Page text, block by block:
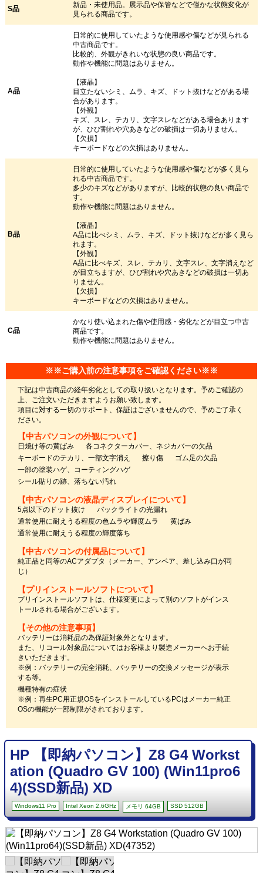
S品
新品・未使用品。展示品や保管などで僅かな状態変化が
見られる商品です。
A品
日常的に使用していたような使用感や傷などが見られる
中古商品です。
比較的、外観がきれいな状態の良い商品です。
動作や機能に問題はありません。
【液晶】
目立たないシミ、ムラ、キズ、ドット抜けなどがある場
合があります。
【外観】
キズ、スレ、テカリ、文字スレなどがある場合あります
が、ひび割れや穴あきなどの破損は一切ありません。
【欠損】
キーボードなどの欠損はありません。
B品
日常的に使用していたような使用感や傷などが多く見ら
れる中古商品です。
多少のキズなどがありますが、比較的状態の良い商品で
す。
動作や機能に問題はありません。
【液晶】
A品に比べシミ、ムラ、キズ、ドット抜けなどが多く見ら
れます。
【外観】
A品に比べキズ、スレ、テカリ、文字スレ、文字消えなど
が目立ちますが、ひび割れや穴あきなどの破損は一切あ
りません。
【欠損】
キーボードなどの欠損はありません。
C品
かなり使い込まれた傷や使用感・劣化などが目立つ中古
商品です。
動作や機能に問題はありません。
※※ご購入前の注意事項をご確認ください※※
下記は中古商品の経年劣化としての取り扱いとなります。予めご確認の
上、ご注文いただきますようお願い致します。
項目に対する一切のサポート、保証はございませんので、予めご了承く
ださい。
【中古パソコンの外観について】
日焼け等の黄ばみ
各コネクターカバー、ネジカバーの欠品
キーボードのテカリ、一部文字消え
擦り傷
ゴム足の欠品
一部の塗装ハゲ、コーティングハゲ
シール貼りの跡、落ちない汚れ
【中古パソコンの液晶ディスプレイについて】
5点以下のドット抜け
バックライトの光漏れ
通常使用に耐えうる程度の色ムラや輝度ムラ
黄ばみ
通常使用に耐えうる程度の輝度落ち
【中古パソコンの付属品について】
純正品と同等のACアダプタ（メーカー、アンペア、差し込み口が同
じ）
【プリインストールソフトについて】
プリインストールソフトは、仕様変更によって別のソフトがインス
トールされる場合がございます。
【その他の注意事項】
バッテリーは消耗品の為保証対象外となります。
また、リコール対象品についてはお客様より製造メーカーへお手続
きいただきます。
※例：バッテリーの完全消耗、バッテリーの交換メッセージが表示
する等。
機種特有の症状
※例：再生PC用正規OSをインストールしているPCはメーカー純正
OSの機能が一部制限がされております。
HP 【即納パソコン】Z8 G4 Workst
ation (Quadro GV 100) (Win11pro6
4)(SSD新品) XD
Windows11 Pro Intel Xeon 2.6GHz メモリ 64GB SSD 512GB